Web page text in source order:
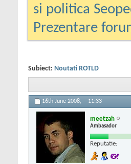
si politica
Prezentare
Subiect: Noutati ROTLD
16th June 2008, 11:33
meetzah
Ambasador
Reputatie: